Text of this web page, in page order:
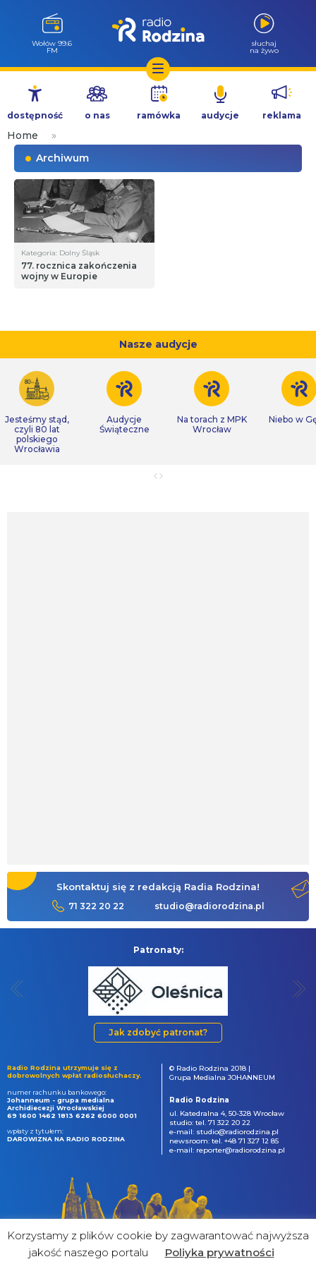
Przejdź
treści
Wołów 99.6
FM
słuchaj
na żywo
dostępność o nas ramówka audycje reklama
Home
»
Archiwum
Kategoria: Dolny Śląsk
77. rocznica zakończenia
wojny w Europie
Nasze audycje
Jesteśmy stąd,
czyli 80 lat
polskiego
Wrocławia
Audycje
Świąteczne
Na torach z MPK
Wrocław
Niebo w
Skontaktuj się z redakcją Radia Rodzina!
71 322 20 22 studio@radiorodzina.pl
Patronaty:
Jak zdobyć patronat?
Radio Rodzina utrzymuje się z
dobrowolnych wpłat radiosłuchaczy.
numer rachunku bankowego:
Johanneum - grupa medialna
Archidiecezji Wrocławskiej
69 1600 1462 1813 6262 6000 0001
wpłaty z tytułem:
DAROWIZNA NA RADIO RODZINA
© Radio Rodzina 2018 |
Grupa Medialna JOHANNEUM
Radio Rodzina
ul. Katedralna 4, 50-328 Wrocław
studio: tel. 71 322 20 22
e-mail: studio@radiorodzina.pl
newsroom: tel. +48 71 327 12 85
e-mail: reporter@radiorodzina.pl
Korzystamy z plików cookie by zagwarantować najwyższa
jakość naszego portalu
Poliyka prywatności